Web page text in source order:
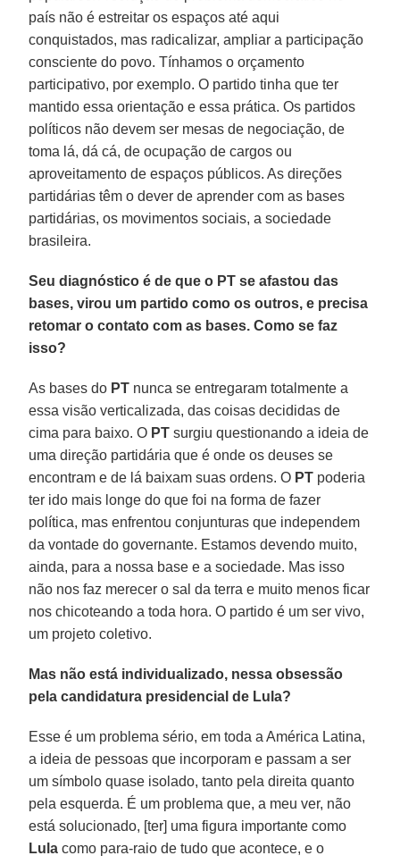
país não é estreitar os espaços até aqui
conquistados, mas radicalizar, ampliar a participação
consciente do povo. Tínhamos o orçamento
participativo, por exemplo. O partido tinha que ter
mantido essa orientação e essa prática. Os partidos
políticos não devem ser mesas de negociação, de
toma lá, dá cá, de ocupação de cargos ou
aproveitamento de espaços públicos. As direções
partidárias têm o dever de aprender com as bases
partidárias, os movimentos sociais, a sociedade
brasileira.
Seu diagnóstico é de que o PT se afastou das
bases, virou um partido como os outros, e precisa
retomar o contato com as bases. Como se faz
isso?
As bases do PT nunca se entregaram totalmente a
essa visão verticalizada, das coisas decididas de
cima para baixo. O PT surgiu questionando a ideia de
uma direção partidária que é onde os deuses se
encontram e de lá baixam suas ordens. O PT poderia
ter ido mais longe do que foi na forma de fazer
política, mas enfrentou conjunturas que independem
da vontade do governante. Estamos devendo muito,
ainda, para a nossa base e a sociedade. Mas isso
não nos faz merecer o sal da terra e muito menos ficar
nos chicoteando a toda hora. O partido é um ser vivo,
um projeto coletivo.
Mas não está individualizado, nessa obsessão
pela candidatura presidencial de Lula?
Esse é um problema sério, em toda a América Latina,
a ideia de pessoas que incorporam e passam a ser
um símbolo quase isolado, tanto pela direita quanto
pela esquerda. É um problema que, a meu ver, não
está solucionado, [ter] uma figura importante como
Lula como para-raio de tudo que acontece, e o